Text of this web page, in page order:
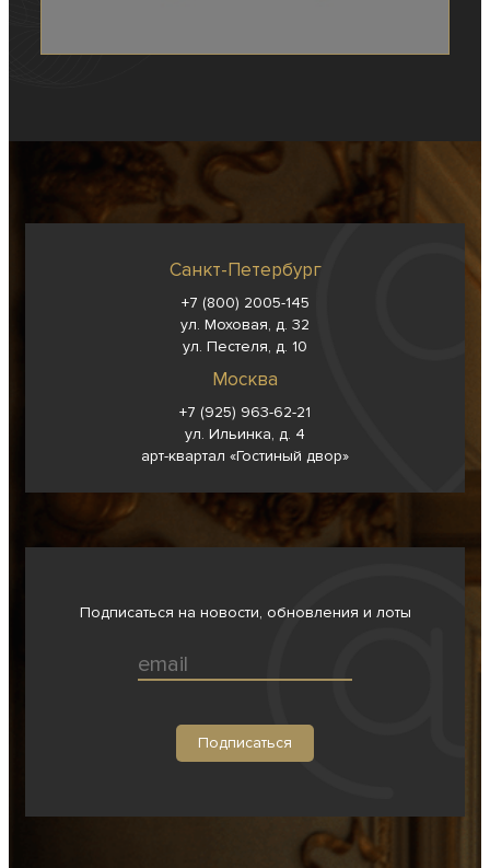
Санкт-Петербург
+7 (800) 2005-145
ул. Моховая, д. 32
ул. Пестеля, д. 10
Москва
+7 (925) 963-62-21
ул. Ильинка, д. 4
арт-квартал «Гостиный двор»
Подписаться на новости, обновления и лоты